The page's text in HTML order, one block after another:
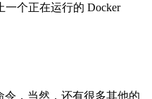
一个正在运行的 Docker
令，当然，还有很多其他的